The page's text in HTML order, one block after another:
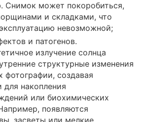
Снимок может покоробиться,
и складками, что
невозможной;
и патогенов.
излучение солнца
структурные изменения
фотографии, создавая
для накопления
или биохимических
появляются
засветы или мелкие